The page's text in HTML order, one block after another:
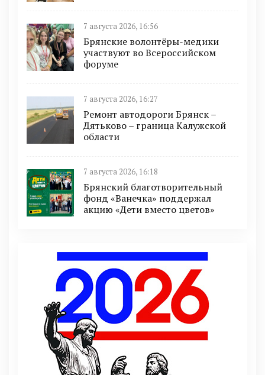
7 августа 2026, 16:56
Брянские волонтёры-медики
участвуют во Всероссийском
форуме
7 августа 2026, 16:27
Ремонт автодороги Брянск –
Дятьково – граница Калужской
области
7 августа 2026, 16:18
Брянский благотворительный
фонд «Ванечка» поддержал
акцию «Дети вместо цветов»